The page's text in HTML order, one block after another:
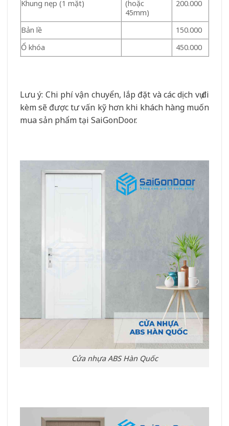
Khung nẹp (1 mặt)
(hoặc
45mm)
200.000
Bản lề
150.000
Ổ khóa
450.000
Lưu ý: Chi phí vận chuyển, lắp đặt và các dịch vụ đi
kèm sẽ được tư vấn kỹ hơn khi khách hàng muốn
mua sản phẩm tại SaiGonDoor.
Cửa nhựa ABS Hàn Quốc